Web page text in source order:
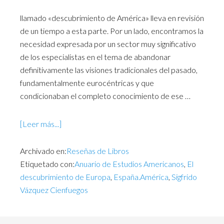
llamado «descubrimiento de América» lleva en revisión
de un tiempo a esta parte. Por un lado, encontramos la
necesidad expresada por un sector muy significativo
de los especialistas en el tema de abandonar
definitivamente las visiones tradicionales del pasado,
fundamentalmente eurocéntricas y que
condicionaban el completo conocimiento de ese …
[Leer más...]
Archivado en:Reseñas de Libros
Etiquetado con:Anuario de Estudios Americanos, El
descubrimiento de Europa, España.América, Sigfrido
Vázquez Cienfuegos